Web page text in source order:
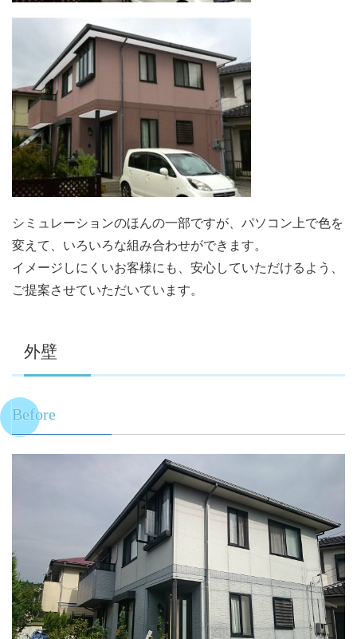
シミュレーションのほんの一部ですが、パソコン上で色を
変えて、いろいろな組み合わせができます。
イメージしにくいお客様にも、安心していただけるよう、
ご提案させていただいています。
外壁
Before